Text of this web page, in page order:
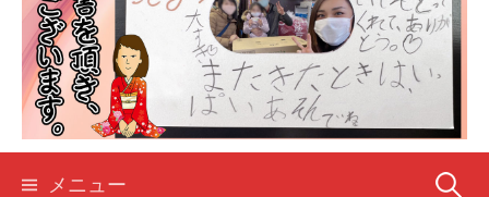
プ
メニュー 検